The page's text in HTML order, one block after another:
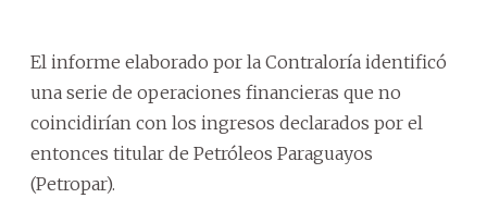
El informe elaborado por la Contraloría identificó
una serie de operaciones financieras que no
coincidirían con los ingresos declarados por el
entonces titular de Petróleos Paraguayos
(Petropar).